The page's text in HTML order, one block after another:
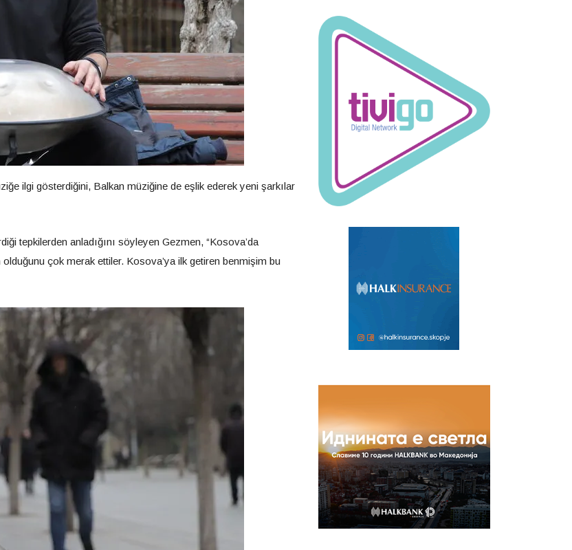
ilgi gösterdiğini, Balkan müziğine de eşlik ederek yeni şarkılar
tepkilerden anladığını söyleyen Gezmen, “Kosova’da
çok merak ettiler. Kosova’ya ilk getiren benmişim bu